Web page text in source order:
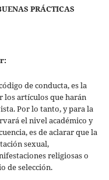
PRÁCTICAS
de conducta, es la
los artículos que harán
Por lo tanto, y para la
el nivel académico y
es de aclarar que la
sexual,
religiosas o
de selección.